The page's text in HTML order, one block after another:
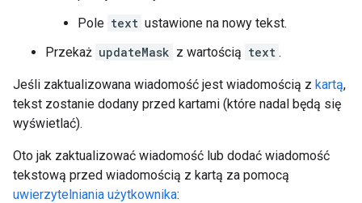
Pole text ustawione na nowy tekst.
Przekaż updateMask z wartością text .
Jeśli zaktualizowana wiadomość jest wiadomością z kartą,
tekst zostanie dodany przed kartami (które nadal będą się
wyświetlać).
Oto jak zaktualizować wiadomość lub dodać wiadomość
tekstową przed wiadomością z kartą za pomocą
uwierzytelniania użytkownika: